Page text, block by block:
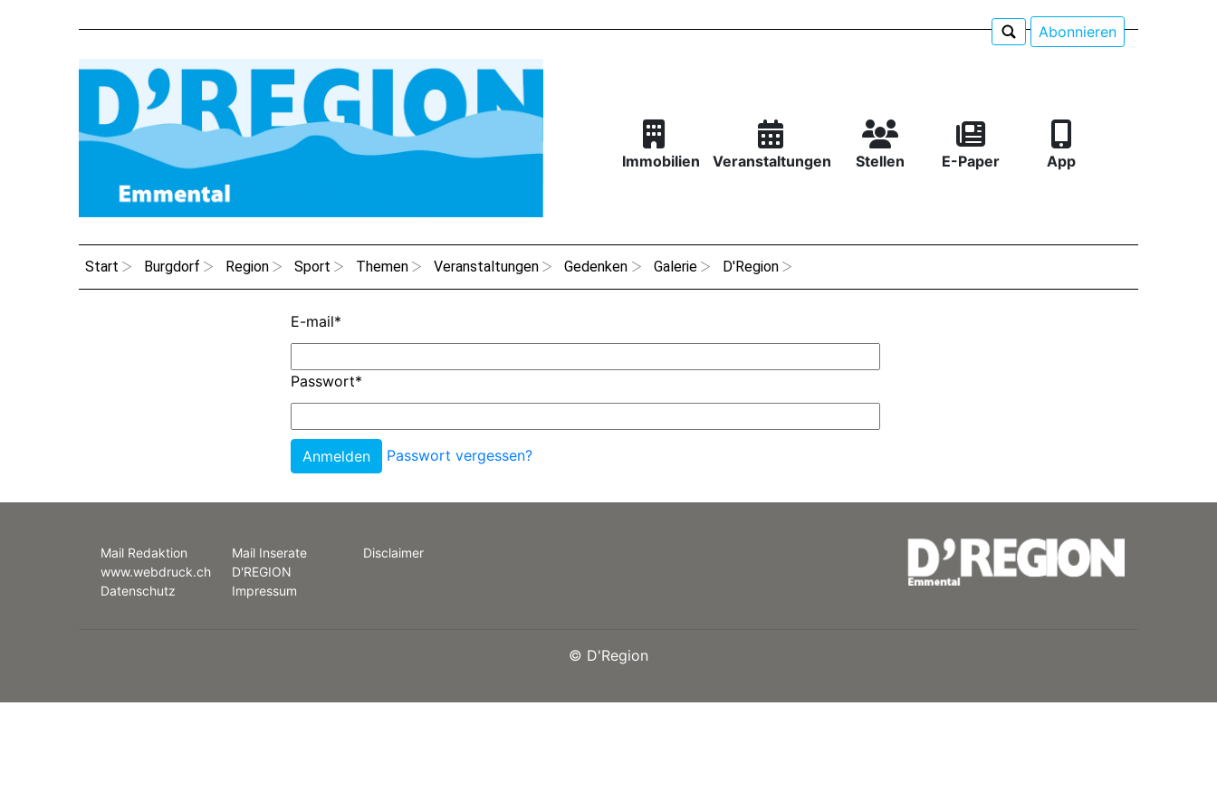
Abonnieren
Immobilien Veranstaltungen Stellen E-Paper App
Start Burgdorf Region Sport Themen Veranstaltungen Gedenken Galerie D'Region
E-mail*
Passwort*
Passwort vergessen?
Mail Redaktion
www.webdruck.ch
Datenschutz
Mail Inserate
D'REGION
Impressum
Disclaimer
© D'Region